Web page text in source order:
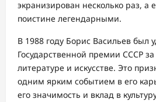
экранизирован несколько раз, а
поистине легендарными.
В 1988 году Борис Васильев был
Государственной премии СССР за
литературе и искусстве. Это
одним ярким событием в его
его значимость и вклад в